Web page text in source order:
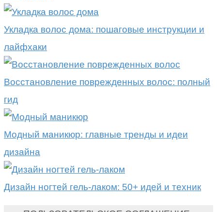
Укладка волос дома: пошаговые инструкции и
лайфхаки
Восстановление поврежденных волос: полный
гид
Модный маникюр: главные тренды и идеи
дизайна
Дизайн ногтей гель-лаком: 50+ идей и техник